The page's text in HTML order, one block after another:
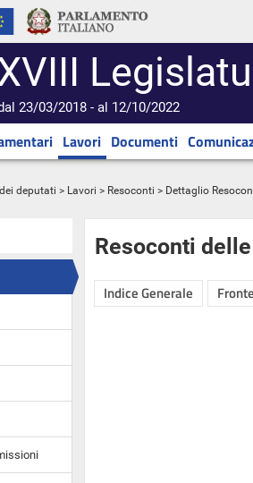
23/03/2018 - al 12/10/2022
Lavori Documenti
deputati > Lavori > Resoconti > Dettaglio
Resoconti
Indice Generale